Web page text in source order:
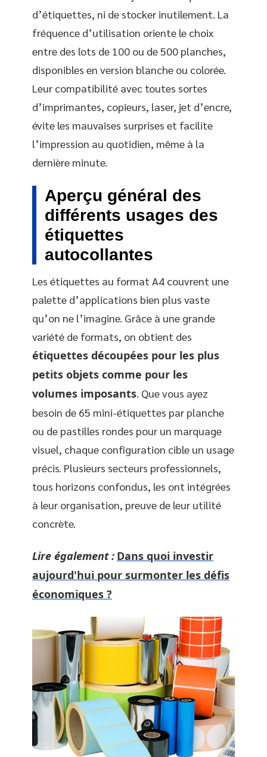
d’étiquettes, ni de stocker inutilement. La
fréquence d’utilisation oriente le choix
entre des lots de 100 ou de 500 planches,
disponibles en version blanche ou colorée.
Leur compatibilité avec toutes sortes
d’imprimantes, copieurs, laser, jet d’encre,
évite les mauvaises surprises et facilite
l’impression au quotidien, même à la
dernière minute.
Aperçu général des
différents usages des
étiquettes
autocollantes
Les étiquettes au format A4 couvrent une
palette d’applications bien plus vaste
qu’on ne l’imagine. Grâce à une grande
variété de formats, on obtient des
étiquettes découpées pour les plus
petits objets comme pour les
volumes imposants. Que vous ayez
besoin de 65 mini-étiquettes par planche
ou de pastilles rondes pour un marquage
visuel, chaque configuration cible un usage
précis. Plusieurs secteurs professionnels,
tous horizons confondus, les ont intégrées
à leur organisation, preuve de leur utilité
concrète.
Lire également : Dans quoi investir
aujourd'hui pour surmonter les défis
économiques ?